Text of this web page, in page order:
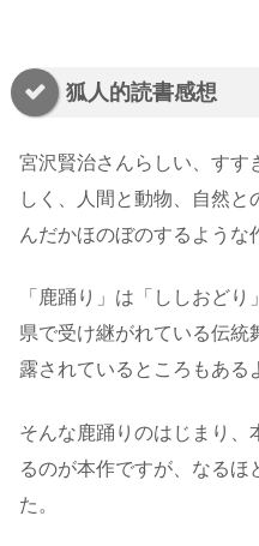
狐人的読書感想
宮沢賢治さんらしい、すす
しく、人間と動物、自然
んだかほのぼのするような
「鹿踊り」は「ししおど
県で受け継がれている伝統
露されているところもある
そんな鹿踊りのはじまり、
るのが本作ですが、なるほ
た。